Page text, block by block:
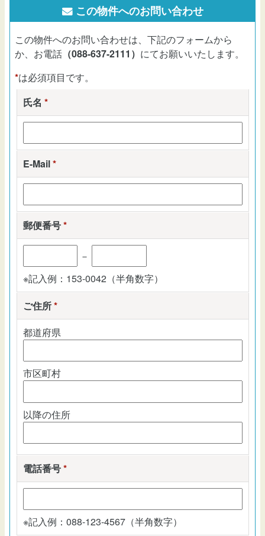
この物件へのお問い合わせ
この物件へのお問い合わせは、下記のフォームから
か、お電話 （088-637-2111） にてお願いいたします。
*は必須項目です。
氏名 *
E-Mail*
郵便番号*
－
※記入例：153-0042（半角数字）
ご住所*
都道府県
市区町村
以降の住所
電話番号*
※記入例：088-123-4567（半角数字）